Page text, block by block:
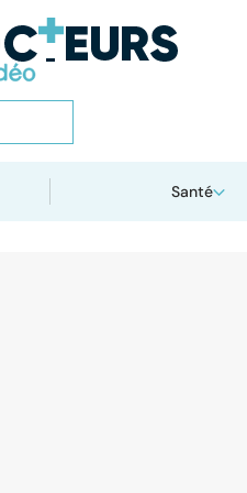
Santé